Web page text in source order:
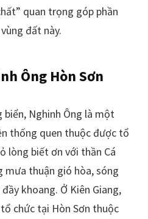
quan trọng góp phần
đất này.
Ông Hòn Sơn
biển, Nghinh Ông là một
thống quen thuộc được tổ
lòng biết ơn với thần Cá
mưa thuận gió hòa, sóng
khoang. Ở Kiên Giang,
chức tại Hòn Sơn thuộc